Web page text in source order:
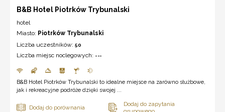
B&B Hotel Piotrków Trybunalski
hotel
Miasto: Piotrków Trybunalski
Liczba uczestników: 50
Liczba miejsc noclegowych: ---
B&B Hotel Piotrków Trybunalski to idealne miejsce na zarówno służbowe,
jak i rekreacyjne podróże dzięki swojej ...